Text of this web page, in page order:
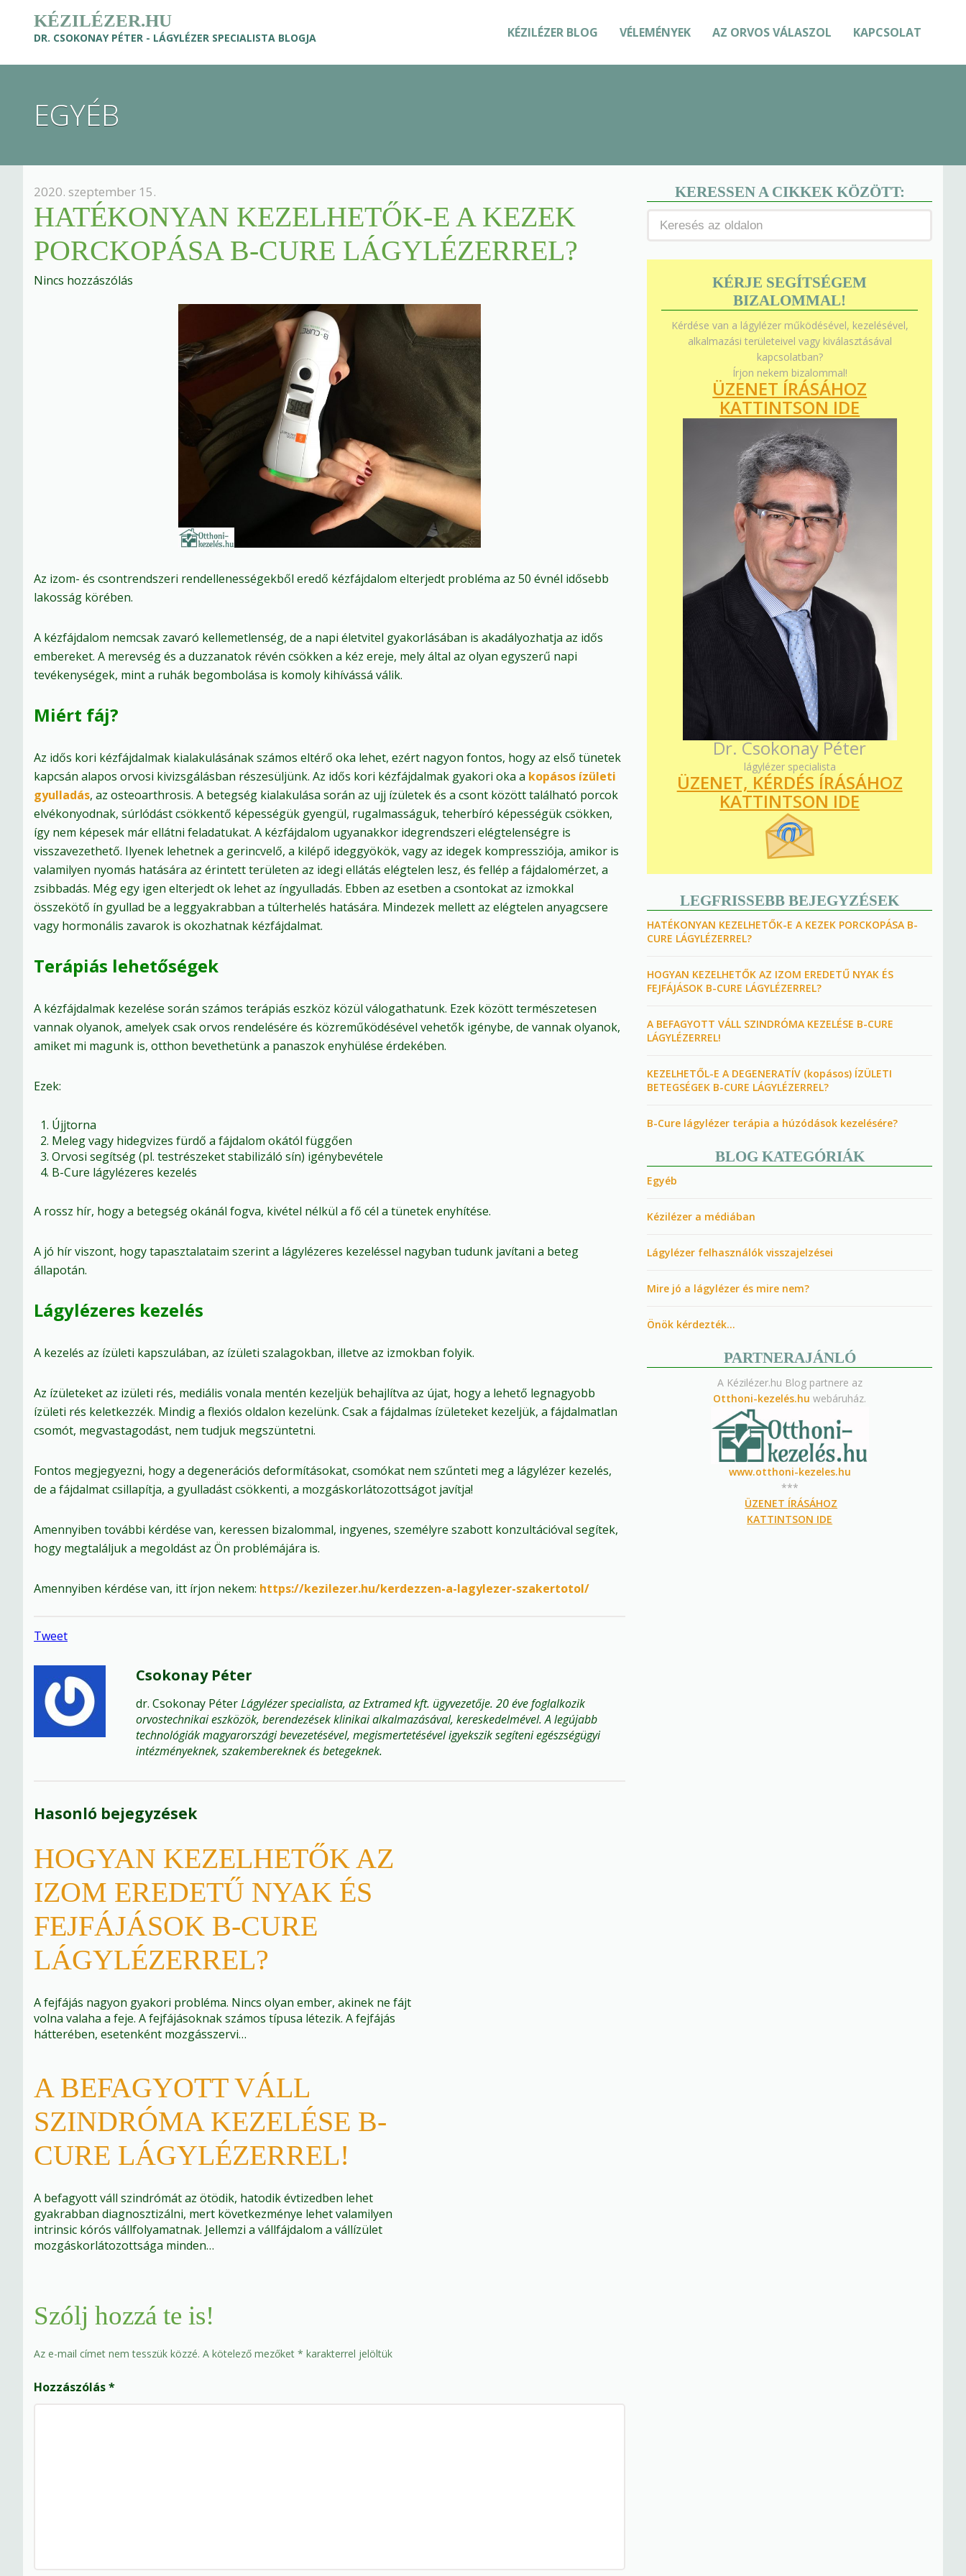
KÉZILÉZER.HU
DR. CSOKONAY PÉTER - LÁGYLÉZER SPECIALISTA BLOGJA KÉZILÉZER BLOG VÉLEMÉNYEK AZ ORVOS VÁLASZOL KAPCSOLAT
EGYÉB
2020. szeptember 15.
HATÉKONYAN KEZELHETŐK-E A KEZEK
PORCKOPÁSA B-CURE LÁGYLÉZERREL?
Nincs hozzászólás
Az izom- és csontrendszeri rendellenességekből eredő kézfájdalom elterjedt probléma az 50 évnél idősebb
lakosság körében.
A kézfájdalom nemcsak zavaró kellemetlenség, de a napi életvitel gyakorlásában is akadályozhatja az idős
embereket. A merevség és a duzzanatok révén csökken a kéz ereje, mely által az olyan egyszerű napi
tevékenységek, mint a ruhák begombolása is komoly kihívássá válik.
Miért fáj?
Az idős kori kézfájdalmak kialakulásának számos eltérő oka lehet, ezért nagyon fontos, hogy az első tünetek
kapcsán alapos orvosi kivizsgálásban részesüljünk. Az idős kori kézfájdalmak gyakori oka a kopásos ízületi
gyulladás, az osteoarthrosis. A betegség kialakulása során az ujj ízületek és a csont között található porcok
elvékonyodnak, súrlódást csökkentő képességük gyengül, rugalmasságuk, teherbíró képességük csökken,
így nem képesek már ellátni feladatukat. A kézfájdalom ugyanakkor idegrendszeri elégtelenségre is
visszavezethető. Ilyenek lehetnek a gerincvelő, a kilépő ideggyökök, vagy az idegek kompressziója, amikor is
valamilyen nyomás hatására az érintett területen az idegi ellátás elégtelen lesz, és fellép a fájdalomérzet, a
zsibbadás. Még egy igen elterjedt ok lehet az íngyulladás. Ebben az esetben a csontokat az izmokkal
összekötő ín gyullad be a leggyakrabban a túlterhelés hatására. Mindezek mellett az elégtelen anyagcsere
vagy hormonális zavarok is okozhatnak kézfájdalmat.
Terápiás lehetőségek
A kézfájdalmak kezelése során számos terápiás eszköz közül válogathatunk. Ezek között természetesen
vannak olyanok, amelyek csak orvos rendelésére és közreműködésével vehetők igénybe, de vannak olyanok,
amiket mi magunk is, otthon bevethetünk a panaszok enyhülése érdekében.
Ezek:
Újjtorna
Meleg vagy hidegvizes fürdő a fájdalom okától függően
Orvosi segítség (pl. testrészeket stabilizáló sín) igénybevétele
B-Cure lágylézeres kezelés
A rossz hír, hogy a betegség okánál fogva, kivétel nélkül a fő cél a tünetek enyhítése.
A jó hír viszont, hogy tapasztalataim szerint a lágylézeres kezeléssel nagyban tudunk javítani a beteg
állapotán.
Lágylézeres kezelés
A kezelés az ízületi kapszulában, az ízületi szalagokban, illetve az izmokban folyik.
Az ízületeket az izületi rés, mediális vonala mentén kezeljük behajlítva az újat, hogy a lehető legnagyobb
ízületi rés keletkezzék. Mindig a flexiós oldalon kezelünk. Csak a fájdalmas ízületeket kezeljük, a fájdalmatlan
csomót, megvastagodást, nem tudjuk megszüntetni.
Fontos megjegyezni, hogy a degenerációs deformításokat, csomókat nem szűnteti meg a lágylézer kezelés,
de a fájdalmat csillapítja, a gyulladást csökkenti, a mozgáskorlátozottságot javítja!
Amennyiben további kérdése van, keressen bizalommal, ingyenes, személyre szabott konzultációval segítek,
hogy megtaláljuk a megoldást az Ön problémájára is.
Amennyiben kérdése van, itt írjon nekem: https://kezilezer.hu/kerdezzen-a-lagylezer-szakertotol/
Tweet
Csokonay Péter
dr. Csokonay PéterLágylézer specialista, az Extramed kft. ügyvezetője. 20 éve foglalkozik
orvostechnikai eszközök, berendezések klinikai alkalmazásával, kereskedelmével. A legújabb
technológiák magyarországi bevezetésével, megismertetésével igyekszik segíteni egészségügyi
intézményeknek, szakembereknek és betegeknek.
Hasonló bejegyzések
HOGYAN KEZELHETŐK AZ
IZOM EREDETŰ NYAK ÉS
FEJFÁJÁSOK B-CURE
LÁGYLÉZERREL?
A fejfájás nagyon gyakori probléma. Nincs olyan ember, akinek ne fájt
volna valaha a feje. A fejfájásoknak számos típusa létezik. A fejfájás
hátterében, esetenként mozgásszervi…
A BEFAGYOTT VÁLL
SZINDRÓMA KEZELÉSE B-
CURE LÁGYLÉZERREL!
A befagyott váll szindrómát az ötödik, hatodik évtizedben lehet
gyakrabban diagnosztizálni, mert következménye lehet valamilyen
intrinsic kórós vállfolyamatnak. Jellemzi a vállfájdalom a vállízület
mozgáskorlátozottsága minden…
Szólj hozzá te is!
Az e-mail címet nem tesszük közzé. A kötelező mezőket * karakterrel jelöltük
Hozzászólás*
KERESSEN A CIKKEK KÖZÖTT:
KÉRJE SEGÍTSÉGEM
BIZALOMMAL!
Kérdése van a lágylézer működésével, kezelésével,
alkalmazási területeivel vagy kiválasztásával
kapcsolatban?
Írjon nekem bizalommal!
ÜZENET ÍRÁSÁHOZ
KATTINTSON IDE
Dr. Csokonay Péter
lágylézer specialista
ÜZENET, KÉRDÉS ÍRÁSÁHOZ
KATTINTSON IDE
LEGFRISSEBB BEJEGYZÉSEK
HATÉKONYAN KEZELHETŐK-E A KEZEK PORCKOPÁSA B-
CURE LÁGYLÉZERREL?
HOGYAN KEZELHETŐK AZ IZOM EREDETŰ NYAK ÉS
FEJFÁJÁSOK B-CURE LÁGYLÉZERREL?
A BEFAGYOTT VÁLL SZINDRÓMA KEZELÉSE B-CURE
LÁGYLÉZERREL!
KEZELHETŐL-E A DEGENERATÍV (kopásos) ÍZÜLETI
BETEGSÉGEK B-CURE LÁGYLÉZERREL?
B-Cure lágylézer terápia a húzódások kezelésére?
BLOG KATEGÓRIÁK
Egyéb
Kézilézer a médiában
Lágylézer felhasználók visszajelzései
Mire jó a lágylézer és mire nem?
Önök kérdezték…
PARTNERAJÁNLÓ
A Kézilézer.hu Blog partnere az
Otthoni-kezelés.huwebáruház.
www.otthoni-kezeles.hu
***
ÜZENET ÍRÁSÁHOZ
KATTINTSON IDE